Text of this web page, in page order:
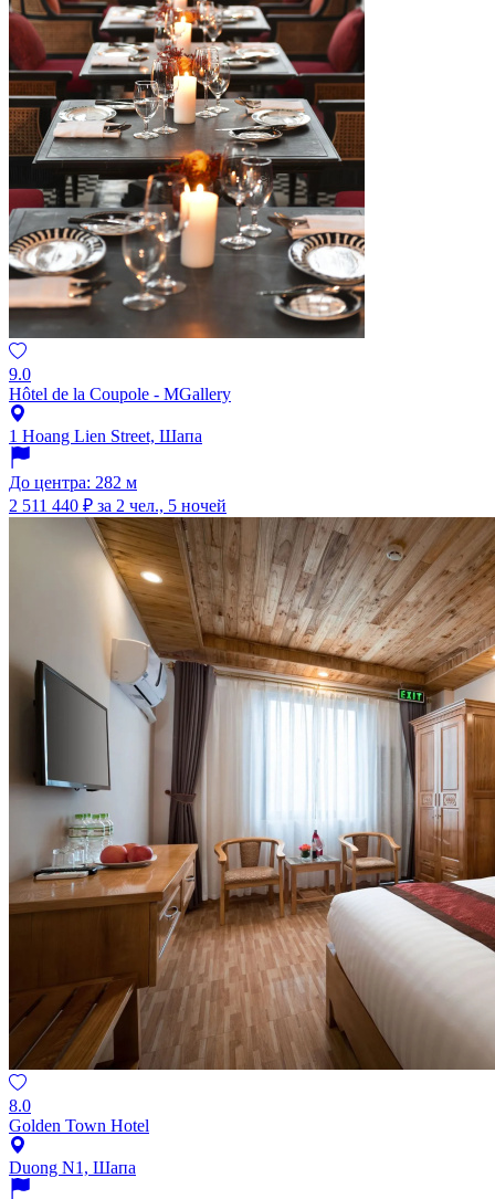
9.0
Hôtel de la Coupole - MGallery
1 Hoang Lien Street, Шапа
До центра: 282 м
2 511 440 ₽ за 2 чел., 5 ночей
8.0
Golden Town Hotel
Duong N1, Шапа